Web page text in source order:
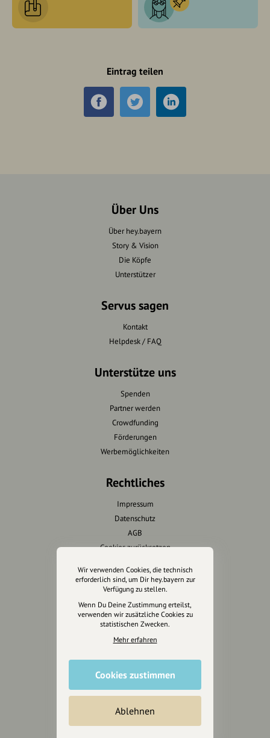
Eintrag teilen
Über Uns
Über hey.bayern
Story & Vision
Die Köpfe
Unterstützer
Servus sagen
Kontakt
Helpdesk / FAQ
Unterstütze uns
Spenden
Partner werden
Crowdfunding
Förderungen
Werbemöglichkeiten
Rechtliches
Impressum
Datenschutz
AGB
Cookies zurücksetzen
Presse
Mediakit
Presseanfragen
Presseberichte
Wir unterstützen Euch
Fotografie & mehr
Marketing
Design & Branding
Anakin Design
Wir verwenden Cookies, die technisch
erforderlich sind, um Dir hey.bayern zur
Verfügung zu stellen.
Wenn Du Deine Zustimmung erteilst,
verwenden wir zusätzliche Cookies zu
statistischen Zwecken.
Mehr erfahren
Cookies zustimmen
Ablehnen